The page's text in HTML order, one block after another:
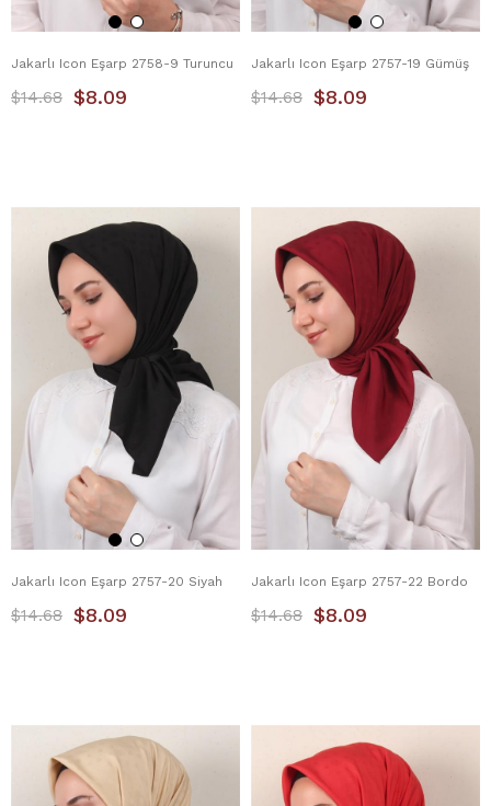
Jakarlı Icon Eşarp 2758-9 Turuncu
$8.09
$14.68
Jakarlı Icon Eşarp 2757-19 Gümüş
$8.09
$14.68
Jakarlı Icon Eşarp 2757-20 Siyah
$8.09
$14.68
Jakarlı Icon Eşarp 2757-22 Bordo
$8.09
$14.68